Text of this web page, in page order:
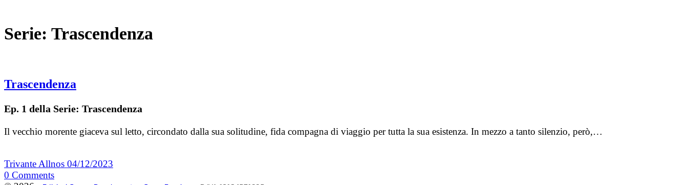
Serie: Trascendenza
Trascendenza
Ep. 1 della Serie: Trascendenza
Il vecchio morente giaceva sul letto, circondato dalla sua solitudine, fida compagna di viaggio per tutta la sua esistenza. In mezzo a tanto silenzio, però,…
Trivante Allnos 04/12/2023
0 Comments